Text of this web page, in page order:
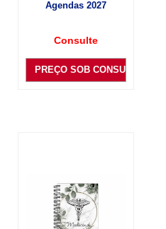
Agendas 2027
Consulte
PREÇO SOB CONSULTA